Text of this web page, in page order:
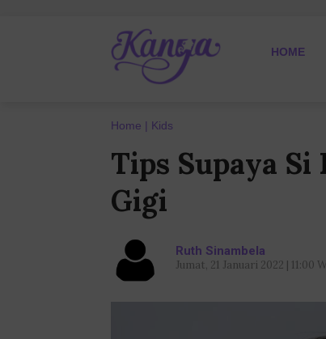
HOME
Home Kids
Tips Supaya
Gigi
Ruth Sinambela
Jumat, 21 Januari 2022 | 11:00